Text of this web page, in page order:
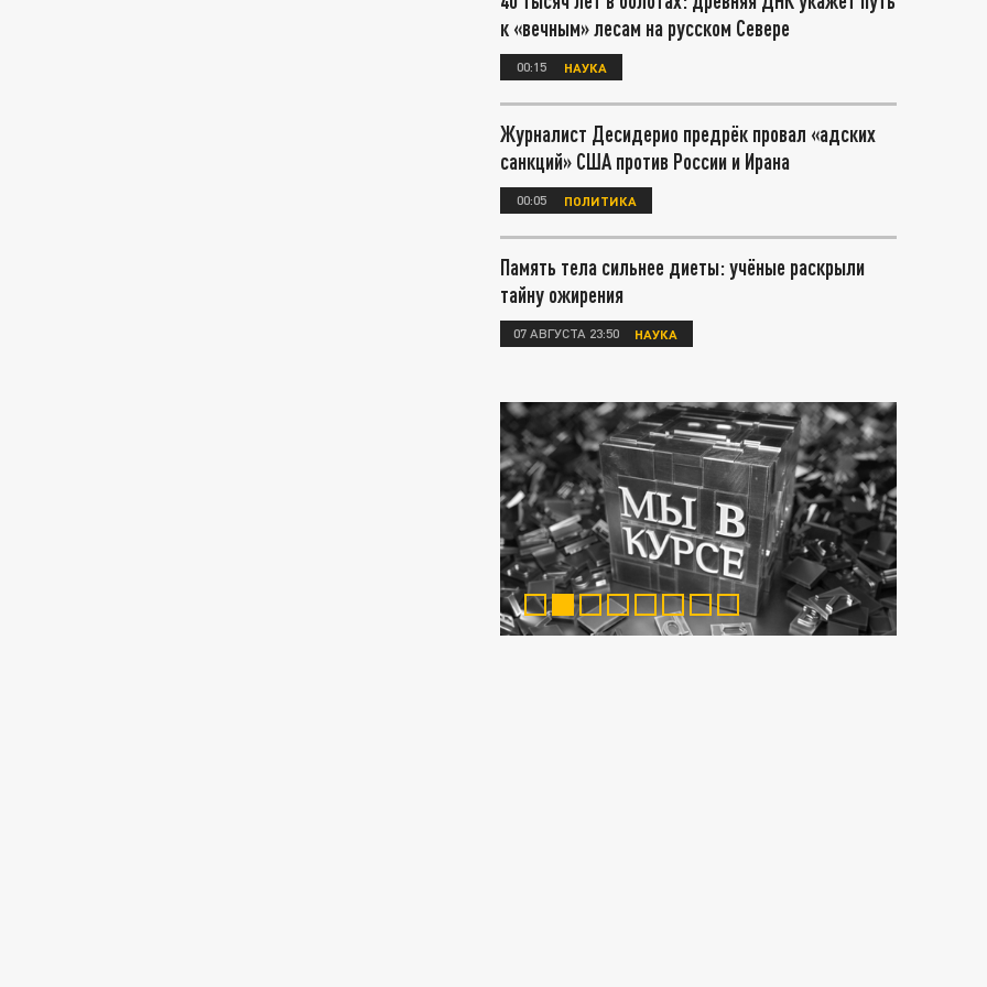
к «вечным» лесам на русском Севере
00:15 НАУКА
Журналист Десидерио предрёк провал «адских
санкций» США против России и Ирана
00:05 ПОЛИТИКА
Память тела сильнее диеты: учёные раскрыли
тайну ожирения
07 АВГУСТА 23:50 НАУКА